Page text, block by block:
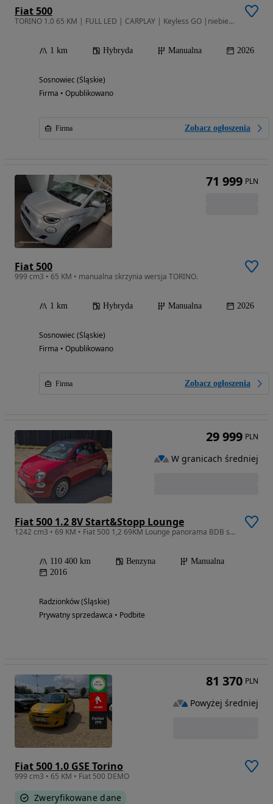
Fiat 500
TORINO 1.0 65 KM | FULL LED | CARPLAY | Keyless GO |niebieski celesti
1 km Hybryda Manualna 2026
Sosnowiec (Śląskie)
Firma • Opublikowano
Firma Zobacz ogłoszenia
Fiat 500
999 cm3 • 65 KM • manualna skrzynia wersja TORINO.
1 km Hybryda Manualna 2026
Sosnowiec (Śląskie)
Firma • Opublikowano
Firma Zobacz ogłoszenia
71 999 PLN
Fiat 500 1.2 8V Start&Stopp Lounge
1242 cm3 • 69 KM • Fiat 500 1,2 69KM Lounge panorama BDB stan
110 400 km Benzyna
Manualna
2016
Radzionków (Śląskie)
Prywatny sprzedawca • Podbite
29 999 PLN
W granicach średniej
Fiat 500 1.0 GSE Torino
999 cm3 • 65 KM • Fiat 500 DEMO
Zweryfikowane dane
81 370 PLN
Powyżej średniej